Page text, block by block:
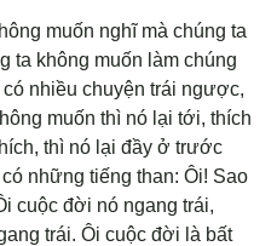
muốn nghĩ mà chúng ta
ta không muốn làm chúng
nhiều chuyện trái ngược,
muốn thì nó lại tới, thích
thì nó lại đầy ở trước
những tiếng than: Ôi! Sao
cuộc đời nó ngang trái,
trái. Ôi cuộc đời là bất